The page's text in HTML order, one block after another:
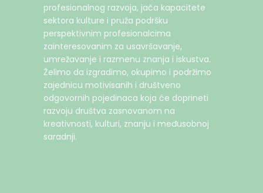
profesionalnog razvoja, jača kapacitete
sektora kulture i pruža podršku
perspektivnim profesionalcima
zainteresovanim za usavršavanje,
umrežavanje i razmenu znanja i iskustva.
Želimo da izgradimo, okupimo i podržimo
zajednicu motivisanih i društveno
odgovornih pojedinaca koja će doprineti
razvoju društva zasnovanom na
kreativnosti, kulturi, znanju i međusobnoj
saradnji.